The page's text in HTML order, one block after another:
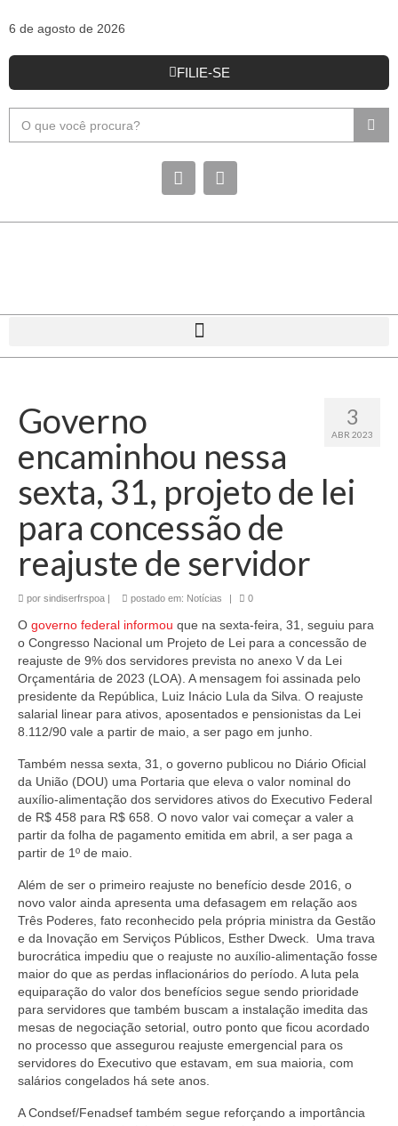
6 de agosto de 2026
FILIE-SE
3
ABR 2023
Governo
encaminhou nessa
sexta, 31, projeto de lei
para concessão de
reajuste de servidor
por sindiserfrspoa | postado em: Notícias | 0
O governo federal informou que na sexta-feira, 31, seguiu para
o Congresso Nacional um Projeto de Lei para a concessão de
reajuste de 9% dos servidores prevista no anexo V da Lei
Orçamentária de 2023 (LOA). A mensagem foi assinada pelo
presidente da República, Luiz Inácio Lula da Silva. O reajuste
salarial linear para ativos, aposentados e pensionistas da Lei
8.112/90 vale a partir de maio, a ser pago em junho.
Também nessa sexta, 31, o governo publicou no Diário Oficial
da União (DOU) uma Portaria que eleva o valor nominal do
auxílio-alimentação dos servidores ativos do Executivo Federal
de R$ 458 para R$ 658. O novo valor vai começar a valer a
partir da folha de pagamento emitida em abril, a ser paga a
partir de 1º de maio.
Além de ser o primeiro reajuste no benefício desde 2016, o
novo valor ainda apresenta uma defasagem em relação aos
Três Poderes, fato reconhecido pela própria ministra da Gestão
e da Inovação em Serviços Públicos, Esther Dweck. Uma trava
burocrática impediu que o reajuste no auxílio-alimentação fosse
maior do que as perdas inflacionários do período. A luta pela
equiparação do valor dos benefícios segue sendo prioridade
para servidores que também buscam a instalação imedita das
mesas de negociação setorial, outro ponto que ficou acordado
no processo que assegurou reajuste emergencial para os
servidores do Executivo que estavam, em sua maioria, com
salários congelados há sete anos.
A Condsef/Fenadsef também segue reforçando a importância